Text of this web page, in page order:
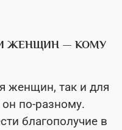
ЖЕНЩИН — КОМУ
женщин, так и для
по-разному.
благополучие в